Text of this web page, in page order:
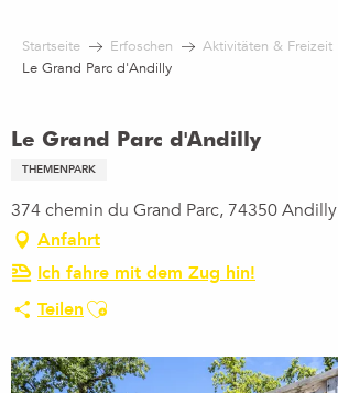
contenu
Startseite Erfoschen
Aktivitäten & Freizeit
Le Grand Parc d'Andilly
Le Grand Parc d'Andilly
THEMENPARK
374 chemin du Grand Parc, 74350 Andilly
Anfahrt
Ich fahre mit dem Zug hin!
TeilenAjouter aux favoris